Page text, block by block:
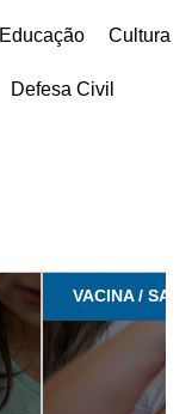
Educação Cultura
Defesa Civil
VACINA /